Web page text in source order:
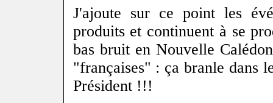
J'ajoute sur ce point les
produits et continuent à se
bas bruit en Nouvelle
"françaises" : ça branle dans
Président !!!